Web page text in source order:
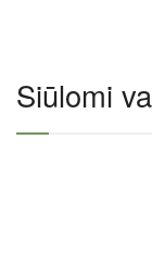
Siūlomi